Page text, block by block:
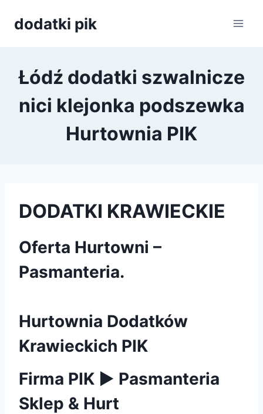
dodatki pik
Łódź dodatki szwalnicze
nici klejonka podszewka
Hurtownia PIK
DODATKI KRAWIECKIE
Oferta Hurtowni –
Pasmanteria.
Hurtownia Dodatków
Krawieckich PIK
Firma PIK ► Pasmanteria
Sklep & Hurt